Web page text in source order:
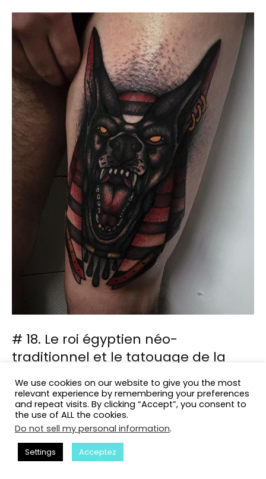
# 18. Le roi égyptien néo-
traditionnel et le tatouage de la
reine sur l’avant-bras
Ce beau tatouage avec deux chats en forme de roi
égyptien et de reine est idéal pour deux coeurs
amoureux.
We use cookies on our website to give you the most
relevant experience by remembering your preferences
and repeat visits. By clicking “Accept”, you consent to
the use of ALL the cookies.
Do not sell my personal information.
Settings Acceptez